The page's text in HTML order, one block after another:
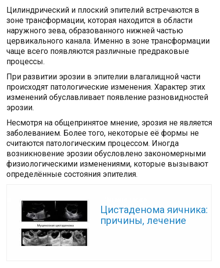
Цилиндрический и плоский эпителий встречаются в
зоне трансформации, которая находится в области
наружного зева, образованного нижней частью
цервикального канала. Именно в зоне трансформации
чаще всего появляются различные предраковые
процессы.
При развитии эрозии в эпителии влагалищной части
происходят патологические изменения. Характер этих
изменений обуславливает появление разновидностей
эрозии.
Несмотря на общепринятое мнение, эрозия не является
заболеванием. Более того, некоторые её формы не
считаются патологическим процессом. Иногда
возникновение эрозии обусловлено закономерными
физиологическими изменениями, которые вызывают
определённые состояния эпителия.
Цистаденома яичника:
причины, лечение